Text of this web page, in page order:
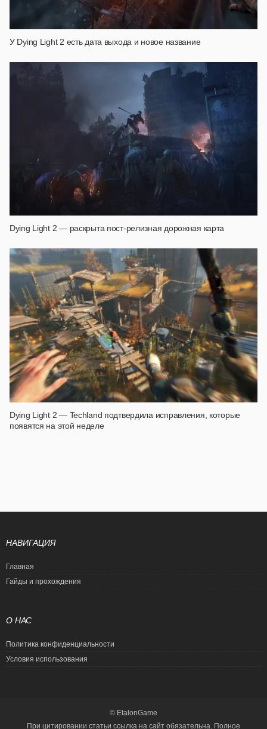
У Dying Light 2 есть дата выхода и новое название
Dying Light 2 — раскрыта пост-релизная дорожная карта
Dying Light 2 — Techland подтвердила исправления, которые
появятся на этой неделе
НАВИГАЦИЯ
Главная
Гайды и прохождения
О НАС
Политика конфиденциальности
Условия использования
© EtalonGame
При цитировании статьи ссылка на сайт обязательна. Полное